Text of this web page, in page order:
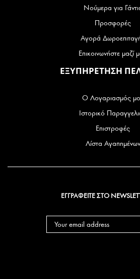
Νούμερα για
Προσφορές
Αγορά
Επικοινωνήστε μαζί
ΕΞΥΠΗΡΕΤΗΣΗ
Ο Λογαριασμός
Ιστορικό
Επιστροφές
Λίστα Αγαπημένων
ΕΓΓΡΑΦΕΙΤΕ ΣΤΟ